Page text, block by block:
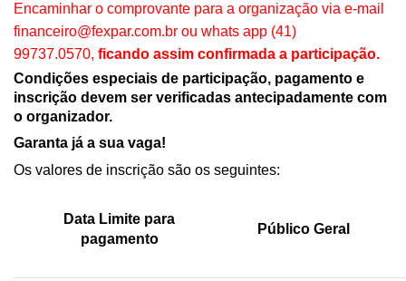
Encaminhar o comprovante para a organização via e-mail
financeiro@fexpar.com.br ou whats app (41)
99737.0570, ficando assim confirmada a participação.
Condições especiais de participação, pagamento e
inscrição devem ser verificadas antecipadamente com
o organizador.
Garanta já a sua vaga!
Os valores de inscrição são os seguintes:
Data Limite para
pagamento
Público Geral